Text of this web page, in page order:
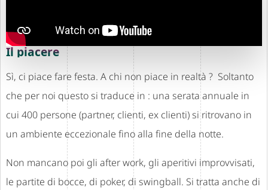
Il piacere
Sì, ci piace fare festa. A chi non piace in realtà ? Soltanto
che per noi questo si traduce in : una serata annuale in
cui 400 persone (partner, clienti, ex clienti) si ritrovano in
un ambiente eccezionale fino alla fine della notte.
Non mancano poi gli after work, gli aperitivi improvvisati,
le partite di bocce, di poker, di swingball. Si tratta anche di